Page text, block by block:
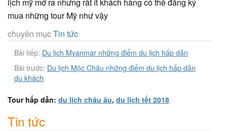
lịch mỹ mở ra nhưng rất ít khách hàng có thể đăng ký
mua những tour Mỹ như vậy
chuyên mụcTin tức
Bài tiếp: Du lịch Myanmar những điểm du lịch hấp dẫn
Bài trước: Du lịch Mộc Châu những điểm du lịch hấp dẫn
du khách
Tour hấp dẫn: du lịch châu âu, du lịch tết 2018
Tin tức